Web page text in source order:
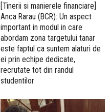
[Tinerii si manierele financiare]
Anca Rarau (BCR): Un aspect
important in modul in care
abordam zona targetului tanar
este faptul ca suntem alaturi de
ei prin echipe dedicate,
recrutate tot din randul
studentilor